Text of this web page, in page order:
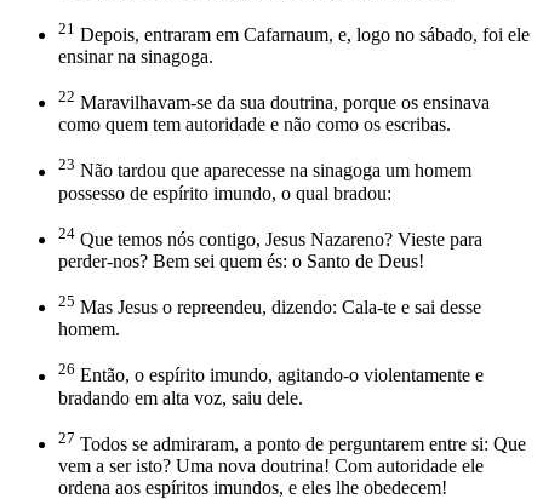
21 Depois, entraram em Cafarnaum, e, logo no sábado, foi ele
ensinar na sinagoga.
22 Maravilhavam-se da sua doutrina, porque os ensinava
como quem tem autoridade e não como os escribas.
23 Não tardou que aparecesse na sinagoga um homem
possesso de espírito imundo, o qual bradou:
24 Que temos nós contigo, Jesus Nazareno? Vieste para
perder-nos? Bem sei quem és: o Santo de Deus!
25 Mas Jesus o repreendeu, dizendo: Cala-te e sai desse
homem.
26 Então, o espírito imundo, agitando-o violentamente e
bradando em alta voz, saiu dele.
27 Todos se admiraram, a ponto de perguntarem entre si: Que
vem a ser isto? Uma nova doutrina! Com autoridade ele
ordena aos espíritos imundos, e eles lhe obedecem!